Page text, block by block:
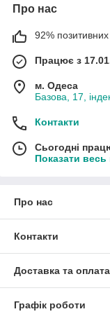
Про нас
92% позитивних
Працює з
м. Одеса
Базова, 17,
Контакти
Сьогодні
Показати весь
Про нас
Контакти
Доставка та оплата
Графік роботи